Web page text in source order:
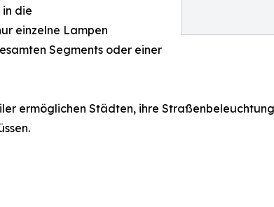
die
einzelne Lampen
Segments oder einer
ermöglichen Städten, ihre